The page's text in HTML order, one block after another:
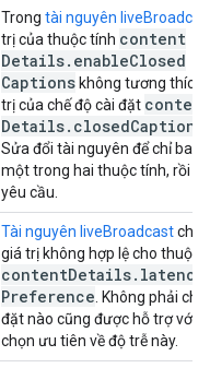
Trong tài nguyên
trị của thuộc tính content
Details. enableClosed
Captions không tương thích
trị của chế độ cài đặt content
Details. closedCaption
Sửa đổi tài nguyên để chỉ bao
một trong hai thuộc tính, rồi
yêu cầu.
Tài nguyên liveBroadcast
giá trị không hợp lệ cho thuộc
contentDetails. latency
Preference . Không phải
đặt nào cũng được hỗ trợ với
chọn ưu tiên về độ trễ này.